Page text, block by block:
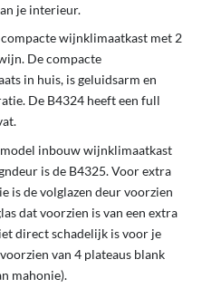
je interieur.
wijnklimaatkast met 2
De compacte
in huis, is geluidsarm en
De B4324 heeft een full
inbouw wijnklimaatkast
is de B4325. Voor extra
is de volglazen deur voorzien
dat voorzien is van een extra
direct schadelijk is voor je
van 4 plateaus blank
mahonie).